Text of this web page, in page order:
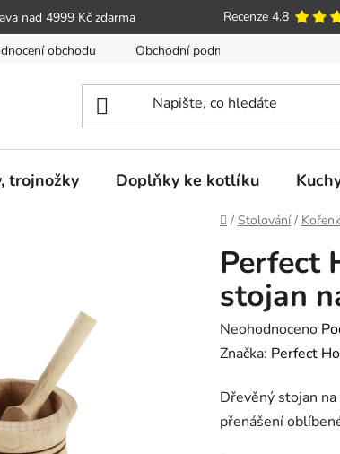
nad 4999 Kč zdarma Recenze 4.8
obchodu Obchodní podmínky
trojnožky Doplňky ke kotlíku
Domů
/ Stolování /
Perfect
stojan
Průměrné
hodnocení
je
0,0
Neohodnoceno
Značka: Perfect
Dřevěný stojan
přenášení